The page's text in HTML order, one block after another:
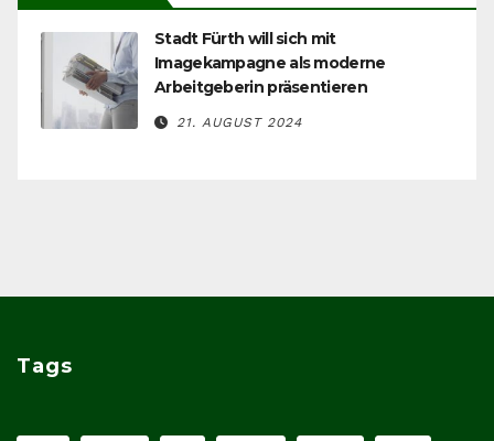
Stadt Fürth will sich mit
Imagekampagne als moderne
Arbeitgeberin präsentieren
21. AUGUST 2024
Tags